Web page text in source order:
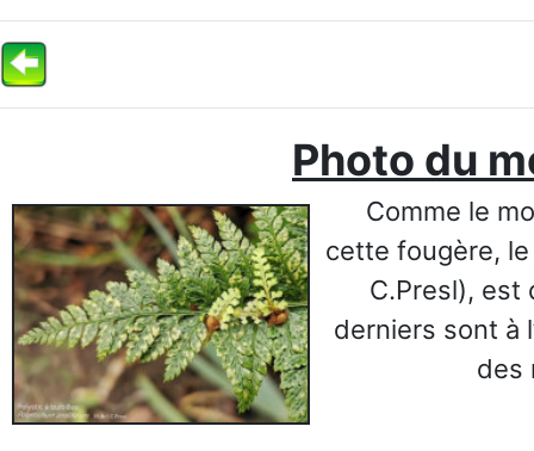
Photo du
Comme le
cette fougère,
C.Presl), est
derniers sont à
des